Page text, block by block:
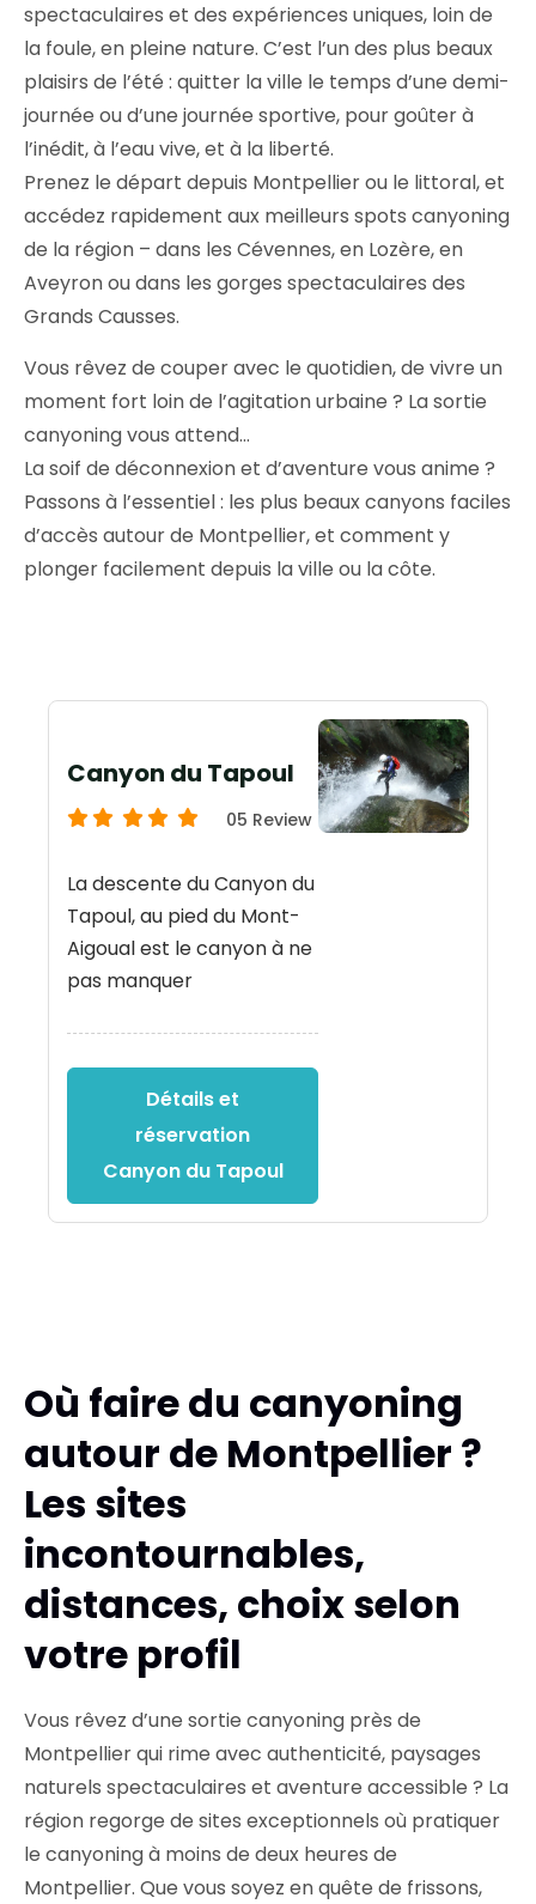
spectaculaires et des expériences uniques, loin de
la foule, en pleine nature. C’est l’un des plus beaux
plaisirs de l’été : quitter la ville le temps d’une demi-
journée ou d’une journée sportive, pour goûter à
l’inédit, à l’eau vive, et à la liberté.
Prenez le départ depuis Montpellier ou le littoral, et
accédez rapidement aux meilleurs spots canyoning
de la région – dans les Cévennes, en Lozère, en
Aveyron ou dans les gorges spectaculaires des
Grands Causses.
Vous rêvez de couper avec le quotidien, de vivre un
moment fort loin de l’agitation urbaine ? La sortie
canyoning vous attend…
La soif de déconnexion et d’aventure vous anime ?
Passons à l’essentiel : les plus beaux canyons faciles
d’accès autour de Montpellier, et comment y
plonger facilement depuis la ville ou la côte.
Canyon du Tapoul
05 Review
La descente du Canyon du
Tapoul, au pied du Mont-
Aigoual est le canyon à ne
pas manquer
Détails et
réservation
Canyon du Tapoul
Où faire du canyoning
autour de Montpellier ?
Les sites
incontournables,
distances, choix selon
votre profil
Vous rêvez d’une sortie canyoning près de
Montpellier qui rime avec authenticité, paysages
naturels spectaculaires et aventure accessible ? La
région regorge de sites exceptionnels où pratiquer
le canyoning à moins de deux heures de
Montpellier. Que vous soyez en quête de frissons,